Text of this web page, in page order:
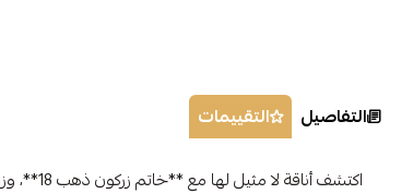
التفاصيل التقييمات